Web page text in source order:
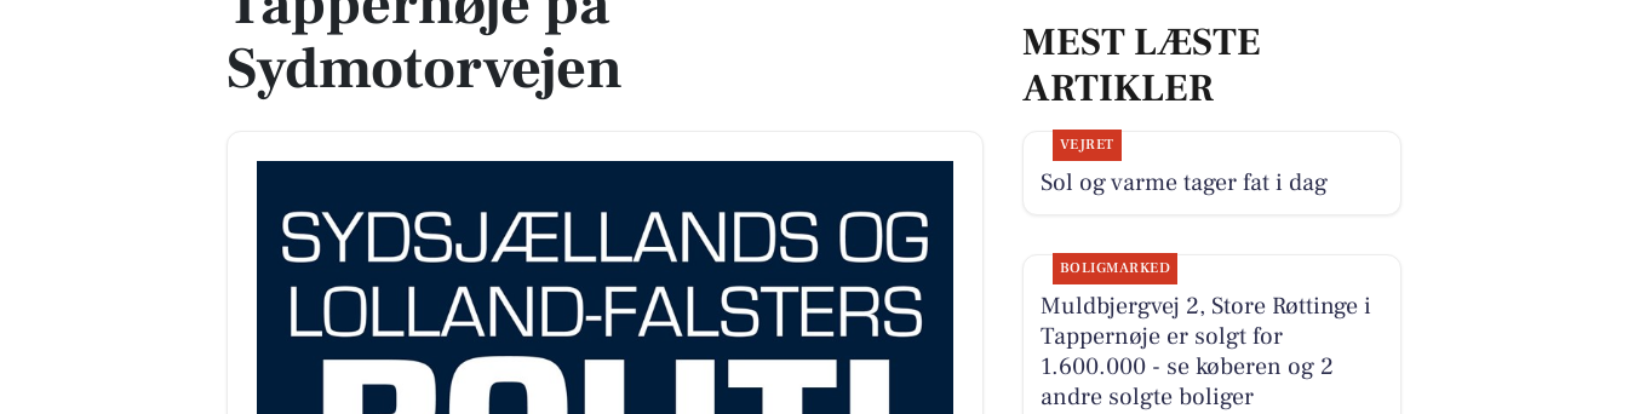
Sydmotorvejen
MEST LÆSTE
ARTIKLER
VEJRET
Sol og varme tager fat i dag
BOLIGMARKED
Muldbjergvej 2, Store Røttinge i
Tappernøje er solgt for
1.600.000 - se køberen og 2
andre solgte boliger